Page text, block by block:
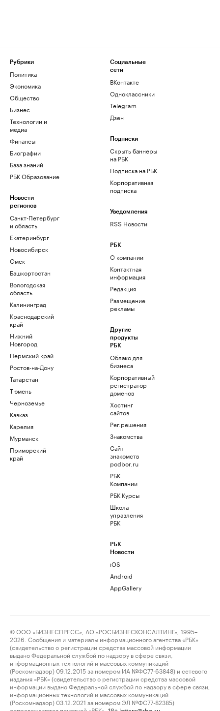
Рубрики
Политика
Экономика
Общество
Бизнес
Технологии и
медиа
Финансы
Биографии
База знаний
РБК Образование
Новости
регионов
Санкт-Петербург
и область
Екатеринбург
Новосибирск
Омск
Башкортостан
Вологодская
область
Калининград
Краснодарский
край
Нижний
Новгород
Пермский край
Ростов-на-Дону
Татарстан
Тюмень
Черноземье
Кавказ
Карелия
Мурманск
Приморский
край
Социальные
сети
ВКонтакте
Одноклассники
Telegram
Дзен
Подписки
Скрыть баннеры
на РБК
Подписка на РБК
Корпоративная
подписка
Уведомления
RSS Новости
РБК
О компании
Контактная
информация
Редакция
Размещение
рекламы
Другие
продукты
РБК
Облако для
бизнеса
Корпоративный
регистратор
доменов
Хостинг
сайтов
Рег.решения
Знакомства
Сайт
знакомств
podbor.ru
РБК
Компании
РБК Курсы
Школа
управления
РБК
РБК
Новости
iOS
Android
AppGallery
© ООО «БИЗНЕСПРЕСС», АО «РОСБИЗНЕСКОНСАЛТИНГ», 1995–
2026. Сообщения и материалы информационного агентства «РБК»
(свидетельство о регистрации средства массовой информации
выдано Федеральной службой по надзору в сфере связи,
информационных технологий и массовых коммуникаций
(Роскомнадзор) 09.12.2015 за номером ИА №ФС77-63848) и сетевого
издания «РБК» (свидетельство о регистрации средства массовой
информации выдано Федеральной службой по надзору в сфере связи,
информационных технологий и массовых коммуникаций
(Роскомнадзор) 03.12.2021 за номером ЭЛ №ФС77-82385)